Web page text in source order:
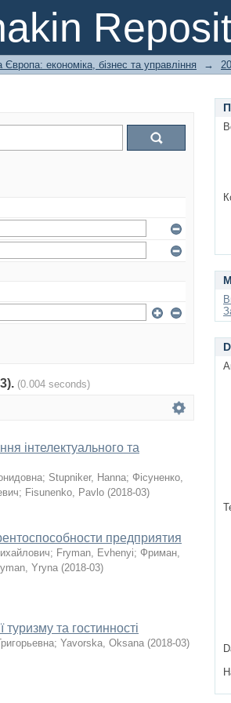
Європа: економіка, бізнес та управління →
(0.004 seconds)
інтелектуального та
; Stupniker, Hanna; Фісуненко,
; Fisunenko, Pavlo (2018-03)
предприятия
; Fryman, Evhenyi; Фриман,
Yryna (2018-03)
туризму та гостинності
; Yavorska, Oksana (2018-03)